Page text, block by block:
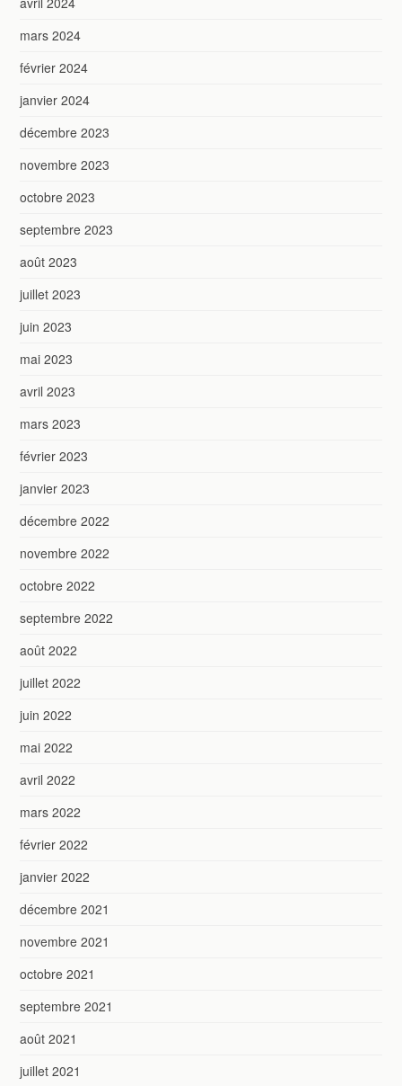
mars 2024
février 2024
janvier 2024
décembre 2023
novembre 2023
octobre 2023
septembre 2023
août 2023
juillet 2023
juin 2023
mai 2023
avril 2023
mars 2023
février 2023
janvier 2023
décembre 2022
novembre 2022
octobre 2022
septembre 2022
août 2022
juillet 2022
juin 2022
mai 2022
avril 2022
mars 2022
février 2022
janvier 2022
décembre 2021
novembre 2021
octobre 2021
septembre 2021
août 2021
juillet 2021